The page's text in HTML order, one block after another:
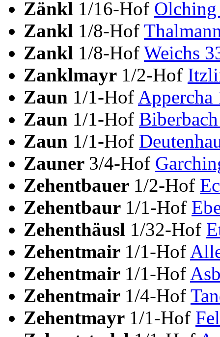
Zänkl 1/16-Hof
Zankl 1/8-Hof
Zankl 1/8-Hof Weichs
Zanklmayr 1/2-Hof
Zaun 1/1-Hof Appercha
Zaun 1/1-Hof
Zaun 1/1-Hof
Zauner 3/4-Hof
Zehentbauer 1/2-Hof
Zehentbaur 1/1-Hof
Zehenthäusl 1/32-Hof
Zehentmair 1/1-Hof
Zehentmair 1/1-Hof
Zehentmair 1/4-Hof
Zehentmayr 1/1-Hof